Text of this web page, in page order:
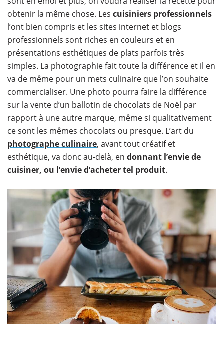
obtenir la même chose. Les cuisiniers professionnels
l’ont bien compris et les sites internet et blogs
professionnels sont riches en couleurs et en
présentations esthétiques de plats parfois très
simples. La photographie fait toute la différence et il en
va de même pour un mets culinaire que l’on souhaite
commercialiser. Une photo pourra faire la différence
sur la vente d’un ballotin de chocolats de Noël par
rapport à une autre marque, même si qualitativement
ce sont les mêmes chocolats ou presque. L’art du
photographe culinaire, avant tout créatif et
esthétique, va donc au-delà, en donnant l’envie de
cuisiner, ou l’envie d’acheter tel produit.